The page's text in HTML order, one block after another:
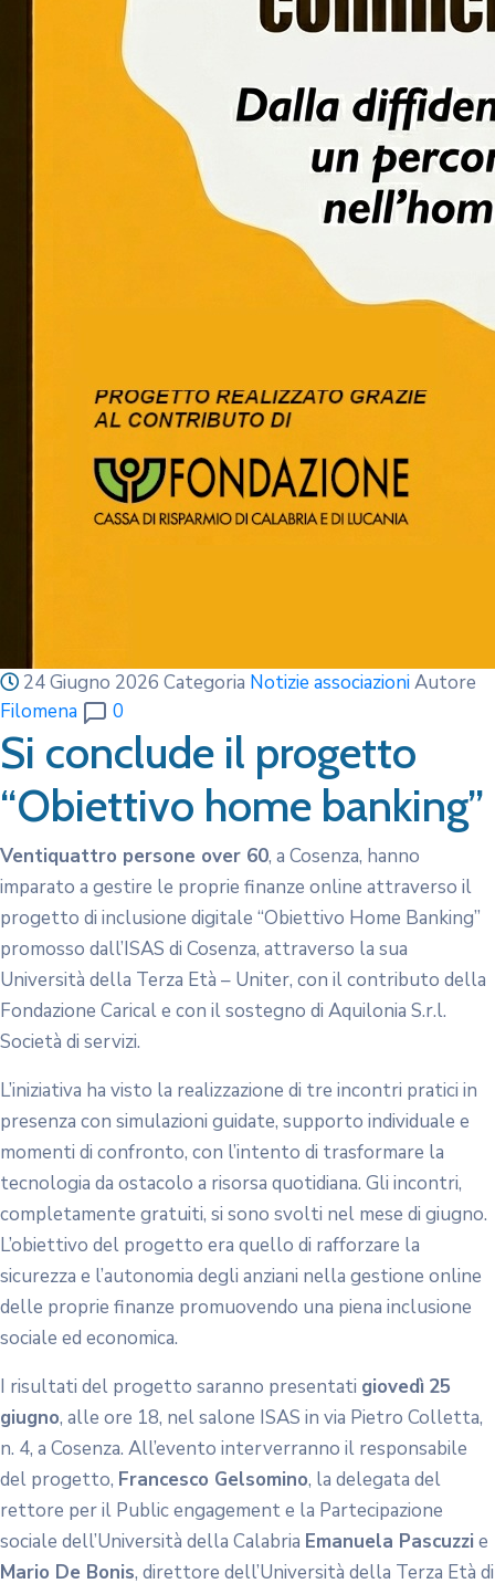
24 Giugno 2026 Categoria Notizie associazioniAutore
Filomena
0
Si conclude il progetto
“Obiettivo home banking”
Ventiquattro persone over 60, a Cosenza, hanno
imparato a gestire le proprie finanze online attraverso il
progetto di inclusione digitale “Obiettivo Home Banking”
promosso dall’ISAS di Cosenza, attraverso la sua
Università della Terza Età – Uniter, con il contributo della
Fondazione Carical e con il sostegno di Aquilonia S.r.l.
Società di servizi.
L’iniziativa ha visto la realizzazione di tre incontri pratici in
presenza con simulazioni guidate, supporto individuale e
momenti di confronto, con l’intento di trasformare la
tecnologia da ostacolo a risorsa quotidiana. Gli incontri,
completamente gratuiti, si sono svolti nel mese di giugno.
L’obiettivo del progetto era quello di rafforzare la
sicurezza e l’autonomia degli anziani nella gestione online
delle proprie finanze promuovendo una piena inclusione
sociale ed economica.
I risultati del progetto saranno presentati giovedì 25
giugno, alle ore 18, nel salone ISAS in via Pietro Colletta,
n. 4, a Cosenza. All’evento interverranno il responsabile
del progetto, Francesco Gelsomino, la delegata del
rettore per il Public engagement e la Partecipazione
sociale dell’Università della Calabria Emanuela Pascuzzi e
Mario De Bonis, direttore dell’Università della Terza Età di